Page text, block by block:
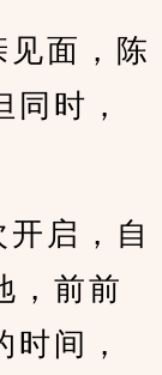
面，陈
时，
启，自
，前前
间，